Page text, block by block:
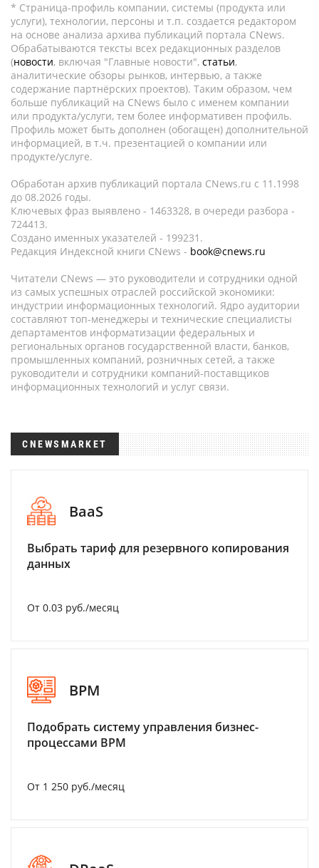
* Страница-профиль компании, системы (продукта или
услуги), технологии, персоны и т.п. создается редактором
на основе анализа архива публикаций портала CNews.
Обрабатываются тексты всех редакционных разделов
(новости, включая "Главные новости", статьи,
аналитические обзоры рынков, интервью, а также
содержание партнёрских проектов). Таким образом, чем
больше публикаций на CNews было с именем компании
или продукта/услуги, тем более информативен профиль.
Профиль может быть дополнен (обогащен) дополнительной
информацией, в т.ч. презентацией о компании или
продукте/услуге.
Обработан архив публикаций портала CNews.ru c 11.1998
до 08.2026 годы.
Ключевых фраз выявлено - 1463328, в очереди разбора -
724413.
Создано именных указателей - 199231.
Редакция Индексной книги CNews - book@cnews.ru
Читатели CNews — это руководители и сотрудники одной
из самых успешных отраслей российской экономики:
индустрии информационных технологий. Ядро аудитории
составляют топ-менеджеры и технические специалисты
департаментов информатизации федеральных и
региональных органов государственной власти, банков,
промышленных компаний, розничных сетей, а также
руководители и сотрудники компаний-поставщиков
информационных технологий и услуг связи.
CNEWSMARKET
BaaS
Выбрать тариф для резервного копирования
данных
От 0.03 руб./месяц
BPM
Подобрать систему управления бизнес-
процессами BPM
От 1 250 руб./месяц